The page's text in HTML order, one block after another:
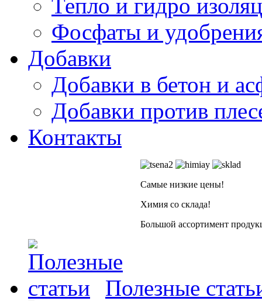
Тепло и гидро
Фосфаты и
Добавки
Добавки в бетон и
Добавки против
Контакты
Самые низкие цены!
Химия со склада!
Большой ассортимент
Полезные